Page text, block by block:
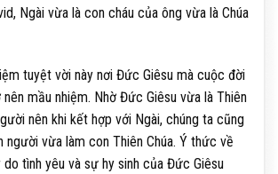
Ngài vừa là con cháu của ông vừa là Chúa
tuyệt vời này nơi Đức Giêsu mà cuộc đời
mầu nhiệm. Nhờ Đức Giêsu vừa là Thiên
nên khi kết hợp với Ngài, chúng ta cũng
vừa làm con Thiên Chúa. Ý thức về
tình yêu và sự hy sinh của Đức Giêsu